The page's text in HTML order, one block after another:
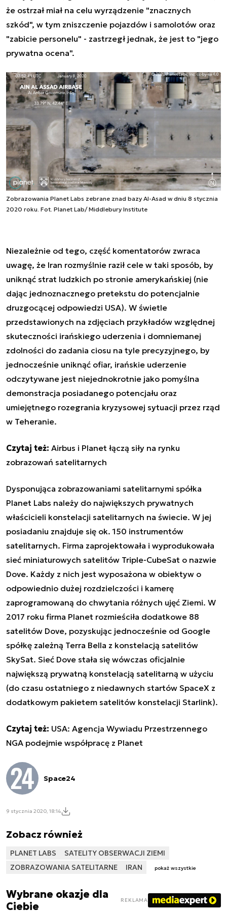
że ostrzał miał na celu wyrządzenie "znacznych
szkód", w tym zniszczenie pojazdów i samolotów oraz
"zabicie personelu" - zastrzegł jednak, że jest to "jego
prywatna ocena".
Zobrazowania Planet Labs zebrane znad bazy Al-Asad w dniu 8 stycznia
2020 roku. Fot. Planet Lab/ Middlebury Institute
Niezależnie od tego, część komentatorów zwraca
uwagę, że Iran rozmyślnie raził cele w taki sposób, by
uniknąć strat ludzkich po stronie amerykańskiej (nie
dając jednoznacznego pretekstu do potencjalnie
druzgocącej odpowiedzi USA). W świetle
przedstawionych na zdjęciach przykładów względnej
skuteczności irańskiego uderzenia i domniemanej
zdolności do zadania ciosu na tyle precyzyjnego, by
jednocześnie uniknąć ofiar, irańskie uderzenie
odczytywane jest niejednokrotnie jako pomyślna
demonstracja posiadanego potencjału oraz
umiejętnego rozegrania kryzysowej sytuacji przez rząd
w Teheranie.
Czytaj też: Airbus i Planet łączą siły na rynku
zobrazowań satelitarnych
Dysponująca zobrazowaniami satelitarnymi spółka
Planet Labs należy do największych prywatnych
właścicieli konstelacji satelitarnych na świecie. W jej
posiadaniu znajduje się ok. 150 instrumentów
satelitarnych. Firma zaprojektowała i wyprodukowała
sieć miniaturowych satelitów Triple-CubeSat o nazwie
Dove. Każdy z nich jest wyposażona w obiektyw o
odpowiednio dużej rozdzielczości i kamerę
zaprogramowaną do chwytania różnych ujęć Ziemi. W
2017 roku firma Planet rozmieściła dodatkowe 88
satelitów Dove, pozyskując jednocześnie od Google
spółkę zależną Terra Bella z konstelacją satelitów
SkySat. Sieć Dove stała się wówczas oficjalnie
największą prywatną konstelacją satelitarną w użyciu
(do czasu ostatniego z niedawnych startów SpaceX z
dodatkowym pakietem satelitów konstelacji Starlink).
Czytaj też: USA: Agencja Wywiadu Przestrzennego
NGA podejmie współpracę z Planet
Space24
9 stycznia 2020, 18:14
Zobacz również
PLANET LABS
SATELITY OBSERWACJI ZIEMI
ZOBRAZOWANIA SATELITARNE
IRAN pokaż wszystkie
Wybrane okazje dla
Ciebie
REKLAMA